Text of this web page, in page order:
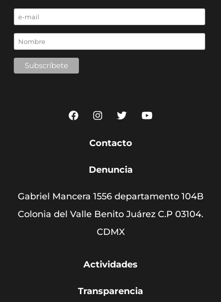
Contacto
Denuncia
Gabriel Mancera 1556 departamento 104B
Colonia del Valle Benito Juárez C.P 03104.
CDMX
Actividades
Transparencia